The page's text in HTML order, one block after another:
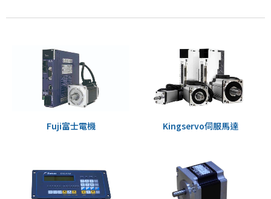
Fuji富士電機 Kingservo伺服馬達